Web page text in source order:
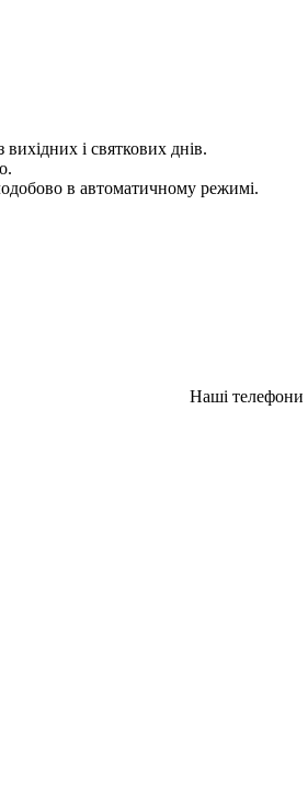
і святкових днів.
в автоматичному режимі.
Наші телефони